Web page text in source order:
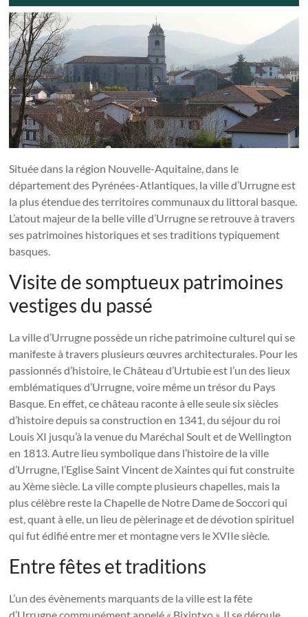
Située dans la région Nouvelle-Aquitaine, dans le
département des Pyrénées-Atlantiques, la ville d’Urrugne est
la plus étendue des territoires communaux du littoral basque.
L’atout majeur de la belle ville d’Urrugne se retrouve à travers
ses patrimoines historiques et ses traditions typiquement
basques.
Visite de somptueux patrimoines
vestiges du passé
La ville d’Urrugne possède un riche patrimoine culturel qui se
manifeste à travers plusieurs œuvres architecturales. Pour les
passionnés d’histoire, le Château d’Urtubie est l’un des lieux
emblématiques d’Urrugne, voire même un trésor du Pays
Basque. En effet, ce château raconte à elle seule six siècles
d’histoire depuis sa construction en 1341, du séjour du roi
Louis XI jusqu’à la venue du Maréchal Soult et de Wellington
en 1813. Autre lieu symbolique dans l’histoire de la ville
d’Urrugne, l’Eglise Saint Vincent de Xaintes qui fut construite
au Xème siècle. La ville compte plusieurs chapelles, mais la
plus célèbre reste la Chapelle de Notre Dame de Soccori qui
est, quant à elle, un lieu de pèlerinage et de dévotion spirituel
qui fut édifié entre mer et montagne vers le XVIIe siècle.
Entre fêtes et traditions
L’un des évènements marquants de la ville est la fête
d’Urrugne communément appelé « Bixintxo ». Il se déroule